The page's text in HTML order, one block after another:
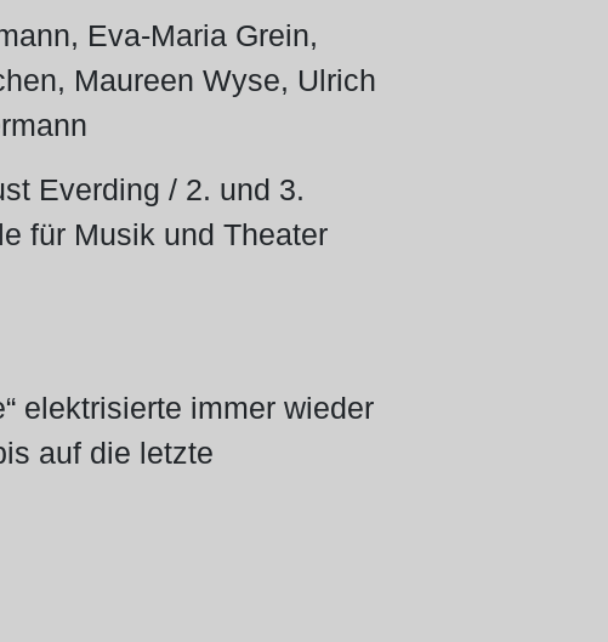
Eva-Maria Grein,
Maureen Wyse, Ulrich
Everding / 2. und 3.
für Musik und Theater
elektrisierte immer wieder
auf die letzte